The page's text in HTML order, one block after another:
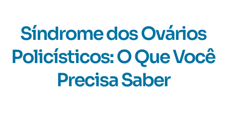
Síndrome dos Ovários
Policísticos: O Que Você
Precisa Saber